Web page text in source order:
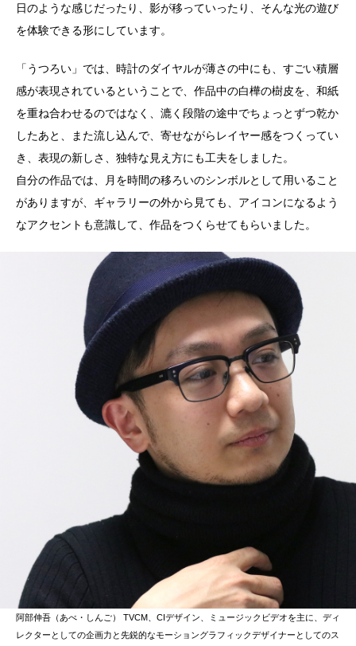
日のような感じだったり、影が移っていったり、そんな光の遊び
を体験できる形にしています。
「うつろい」では、時計のダイヤルが薄さの中にも、すごい積層
感が表現されているということで、作品中の白樺の樹皮を、和紙
を重ね合わせるのではなく、漉く段階の途中でちょっとずつ乾か
したあと、また流し込んで、寄せながらレイヤー感をつくってい
き、表現の新しさ、独特な見え方にも工夫をしました。
自分の作品では、月を時間の移ろいのシンボルとして用いること
がありますが、ギャラリーの外から見ても、アイコンになるよう
なアクセントも意識して、作品をつくらせてもらいました。
阿部伸吾（あべ・しんご） TVCM、CIデザイン、ミュージックビデオを主に、ディ
レクターとしての企画力と先鋭的なモーショングラフィックデザイナーとしてのス